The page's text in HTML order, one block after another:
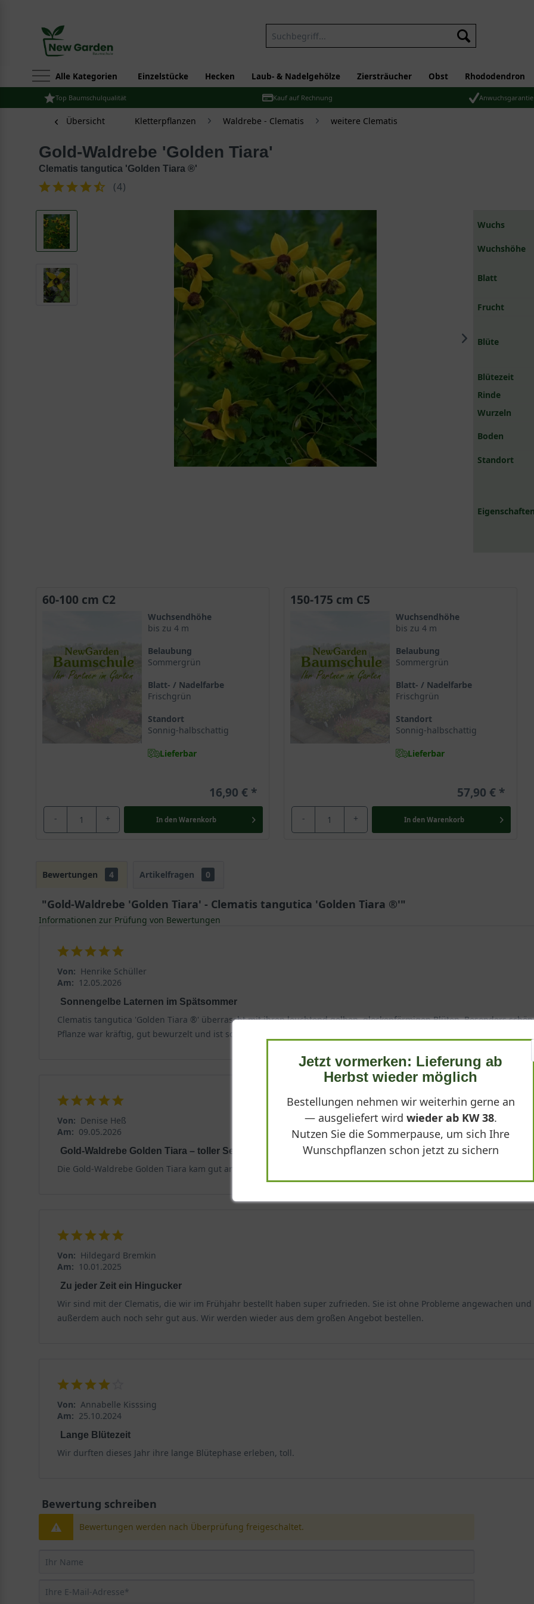
Alle Kategorien Einzelstücke Hecken Laub- & Nadelgehölze Ziersträucher Obst Rhododendron
Top Baumschulqualität Kauf auf Rechnung Anwuchsgarantie
Übersicht Kletterpflanzen Waldrebe - Clematis weitere Clematis
Gold-Waldrebe 'Golden Tiara'
Clematis tangutica 'Golden Tiara ®'
(4)
Wuchs
Wuchshöhe
Blatt
Frucht
Blüte
Blütezeit
Rinde
Wurzeln
Boden
Standort
60-100 cm C2
Wuchsendhöhe
bis zu 4 m
Belaubung
Sommergrün
Blatt- / Nadelfarbe
Frischgrün
Standort
Sonnig-halbschattig
Lieferbar
16,90 €
- + In den Warenkorb
150-175 cm C5
Wuchsendhöhe
bis zu 4 m
Belaubung
Sommergrün
Blatt- / Nadelfarbe
Frischgrün
Standort
Sonnig-halbschattig
Lieferbar
57,90 €
- + In den Warenkorb
Bewertungen 4 Artikelfragen 0
"Gold-Waldrebe 'Golden Tiara' - Clematis tangutica 'Golden Tiara ®'"
Informationen zur Prüfung von Bewertungen
Von: Henrike Schüller
Am: 12.05.2026
Sonnengelbe Laternen im Spätsommer
Clematis tangutica 'Golden Tiara ®' überrascht mit ihren leuchtend gelben, glockenförmigen Blüten. Besonders
Pflanze war kräftig, gut bewurzelt und ist schnell an unserer Rankhilfe emporgestiegen.
Von: Denise Heß
Am: 09.05.2026
Gold-Waldrebe Golden Tiara – toller Service
Die Gold-Waldrebe Golden Tiara kam gut an. Pflanzanleitung verständlich, der Service war sehr freundlich und
Von: Hildegard Bremkin
Am: 10.01.2025
Zu jeder Zeit ein Hingucker
Wir sind mit der Clematis, die wir im Frühjahr bestellt haben super zufrieden. Sie ist ohne Probleme angewachen
außerdem auch noch sehr gut aus. Wir werden wieder aus dem großen Angebot bestellen.
Von: Annabelle Kisssing
Am: 25.10.2024
Lange Blütezeit
Wir durften dieses Jahr ihre lange Blütephase erleben, toll.
Bewertung schreiben
Bewertungen werden nach Überprüfung freigeschaltet.
Jetzt vormerken: Lieferung ab
Herbst wieder möglich
Bestellungen nehmen wir weiterhin gerne an
— ausgeliefert wird wieder ab KW 38.
Nutzen Sie die Sommerpause, um sich Ihre
Wunschpflanzen schon jetzt zu sichern